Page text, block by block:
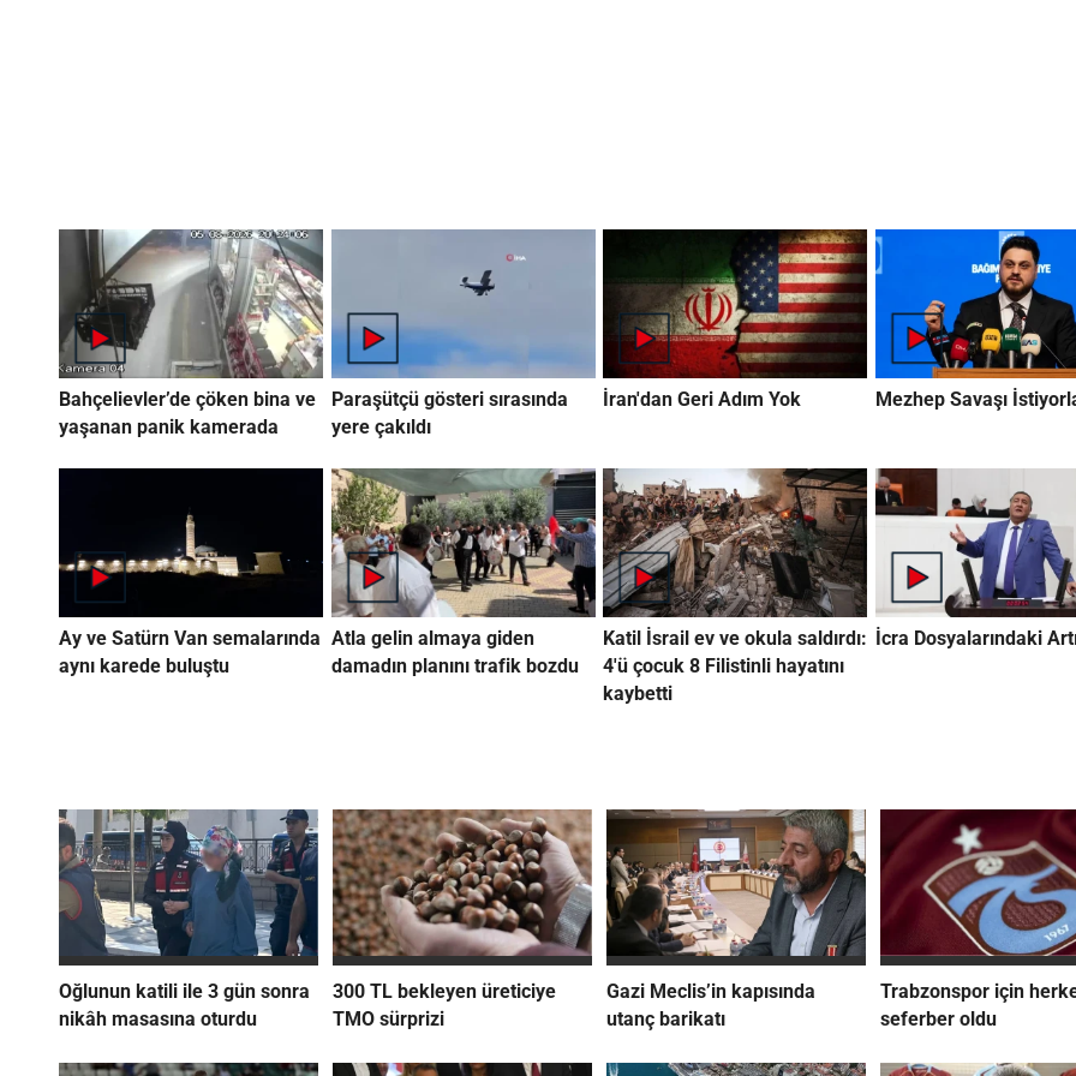
Bahçelievler’de çöken bina ve
yaşanan panik kamerada
Paraşütçü gösteri sırasında
yere çakıldı
İran'dan Geri Adım Yok Mezhep Savaşı
Ay ve Satürn Van semalarında
aynı karede buluştu
Atla gelin almaya giden
damadın planını trafik bozdu
Katil İsrail ev ve okula saldırdı:
4'ü çocuk 8 Filistinli hayatını
kaybetti
İcra Dosyalarındaki
Oğlunun katili ile 3 gün sonra
nikâh masasına oturdu
300 TL bekleyen üreticiye
TMO sürprizi
Gazi Meclis’in kapısında
utanç barikatı
Trabzonspor için
seferber oldu